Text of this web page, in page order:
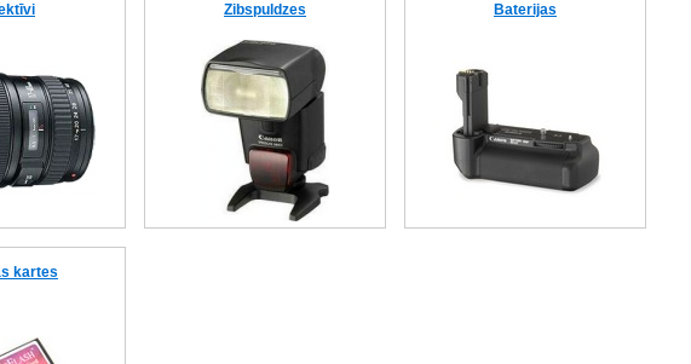
Zibspuldzes Baterijas
kartes